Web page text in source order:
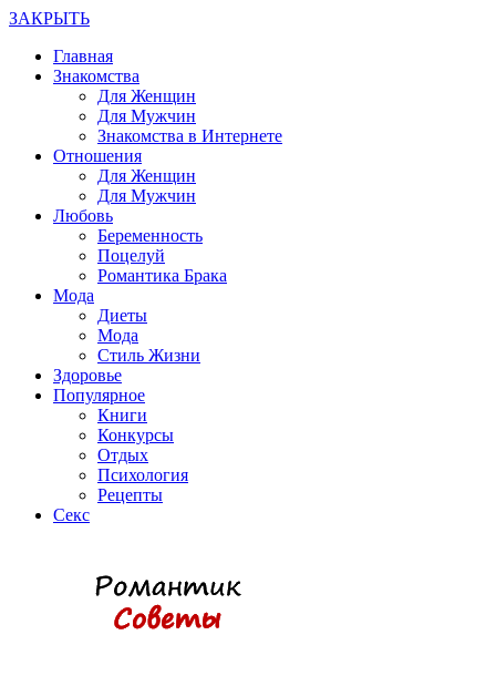
ЗАКРЫТЬ
Главная
Знакомства
Для Женщин
Для Мужчин
Знакомства в Интернете
Отношения
Для Женщин
Для Мужчин
Любовь
Беременность
Поцелуй
Романтика Брака
Мода
Диеты
Мода
Стиль Жизни
Здоровье
Популярное
Книги
Конкурсы
Отдых
Психология
Рецепты
Секс